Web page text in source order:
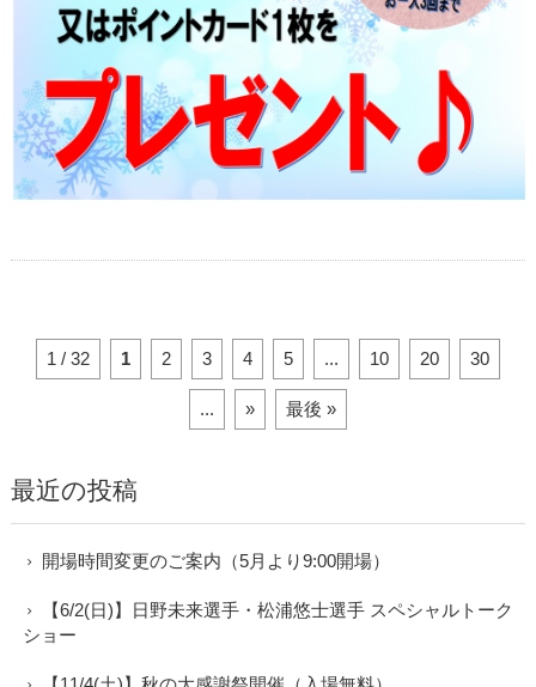
1 / 32 1 2 3 4 5 ... 10 20 30
... » 最後 »
最近の投稿
開場時間変更のご案内（5月より9:00開場）
【6/2(日)】日野未来選手・松浦悠士選手 スペシャルトーク
ショー